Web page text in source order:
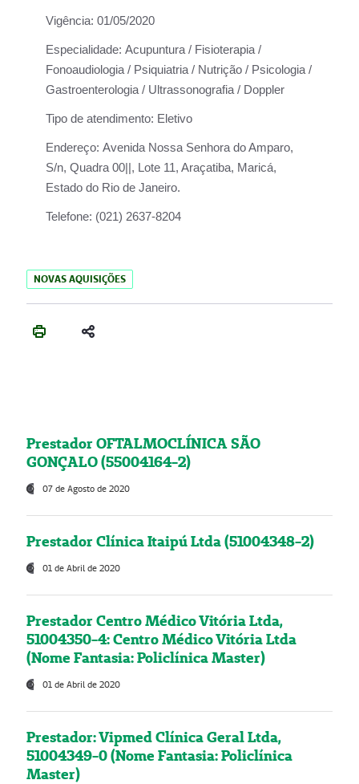
Vigência: 01/05/2020
Especialidade: Acupuntura / Fisioterapia /
Fonoaudiologia / Psiquiatria / Nutrição / Psicologia /
Gastroenterologia / Ultrassonografia / Doppler
Tipo de atendimento: Eletivo
Endereço: Avenida Nossa Senhora do Amparo,
S/n, Quadra 00||, Lote 11, Araçatiba, Maricá,
Estado do Rio de Janeiro.
Telefone: (021) 2637-8204
NOVAS AQUISIÇÕES
Prestador OFTALMOCLÍNICA SÃO
GONÇALO (55004164-2)
07 de Agosto de 2020
Prestador Clínica Itaipú Ltda (51004348-2)
01 de Abril de 2020
Prestador Centro Médico Vitória Ltda,
51004350-4: Centro Médico Vitória Ltda
(Nome Fantasia: Policlínica Master)
01 de Abril de 2020
Prestador: Vipmed Clínica Geral Ltda,
51004349-0 (Nome Fantasia: Policlínica
Master)